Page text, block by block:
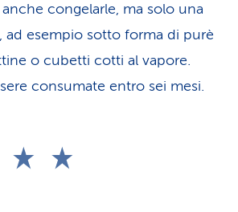
anche congelarle, ma solo una
ad esempio sotto forma di purè
o cubetti cotti al vapore.
consumate entro sei mesi.